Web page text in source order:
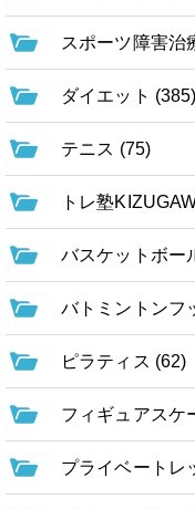
スポーツ障害治
ダイエット (385)
テニス (75)
トレ塾
バスケットボー
バトミントンフ
ピラティス (62)
フィギュアスケ
プライベートレ